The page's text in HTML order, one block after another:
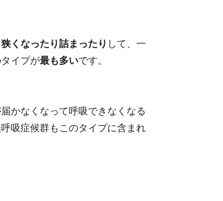
くなったり詰まったり して、一
イプが最も多いです。
かなくなって呼吸できなくなる
吸症候群もこのタイプに含まれ